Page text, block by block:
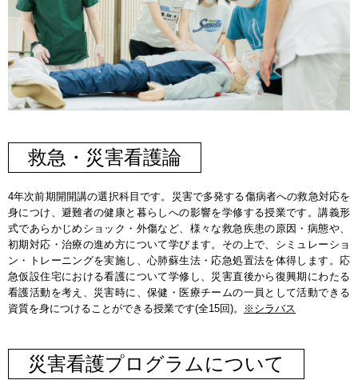
救急・災害看護論
4年次前期開開講の選択科目です。災害で多発する傷病者への救急対応を
身につけ、避難者の健康と暮らしへの影響を学修する授業です。講義形
式であらかじめショック・外傷など、様々な救急疾患の原因・病態や、
初期対応・治療の進め方について学びます。その上で、シミュレーショ
ン・トレーニングを実施し、心肺蘇生法・応急処置法を体得します。応
急仮設住宅における看護について学修し、災害直後から復興期にわたる
看護活動を考え、災害時に、保健・医療チームの一員として活動できる
資質を身につけることができる授業です(全15回)。
※シラバス
災害看護プログラムについて